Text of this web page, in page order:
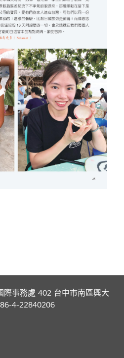
際事務處 402 台中市南區興大
4-22840206